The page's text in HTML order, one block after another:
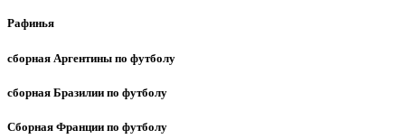
Рафинья
сборная Аргентины по футболу
сборная Бразилии по футболу
Сборная Франции по футболу